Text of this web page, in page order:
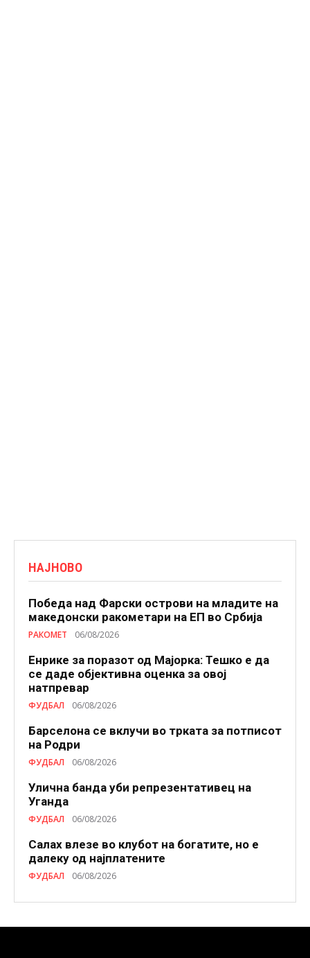
НАЈНОВО
Победа над Фарски острови на младите на
македонски ракометари на ЕП во Србија
РАКОМЕТ 06/08/2026
Енрике за поразот од Мајорка: Тешко е да
се даде објективна оценка за овој
натпревар
ФУДБАЛ 06/08/2026
Барселона се вклучи во трката за потписот
на Родри
ФУДБАЛ 06/08/2026
Улична банда уби репрезентативец на
Уганда
ФУДБАЛ 06/08/2026
Салах влезе во клубот на богатите, но е
далеку од најплатените
ФУДБАЛ 06/08/2026